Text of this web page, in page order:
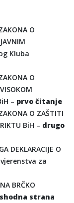
O
Kluba
O
– prvo čitanje
O ZAŠTITI
BiH – drugo
DEKLARACIJE O
za
BRČKO
strana